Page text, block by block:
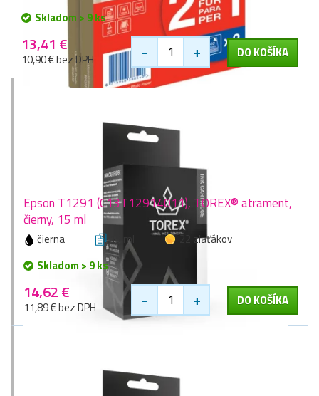
Skladom > 9 ks
13,41 €
10,90 € bez DPH - + DO KOŠÍKA
Epson T1291 (C13T12914011), TOREX® atrament,
čierny, 15 ml
čierna 15 ml
22 zlaťákov
Skladom > 9 ks
14,62 €
11,89 € bez DPH - + DO KOŠÍKA